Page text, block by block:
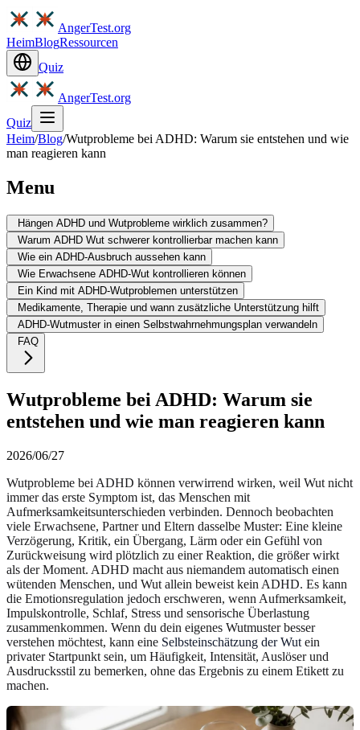
AngerTest.org
HeimBlogRessourcen
Quiz
AngerTest.org
Quiz
Heim/Blog/Wutprobleme bei ADHD: Warum sie entstehen und wie
man reagieren kann
Menu
Hängen ADHD und Wutprobleme wirklich zusammen?
Warum ADHD Wut schwerer kontrollierbar machen kann
Wie ein ADHD-Ausbruch aussehen kann
Wie Erwachsene ADHD-Wut kontrollieren können
Ein Kind mit ADHD-Wutproblemen unterstützen
Medikamente, Therapie und wann zusätzliche Unterstützung hilft
ADHD-Wutmuster in einen Selbstwahrnehmungsplan verwandeln
FAQ
Wutprobleme bei ADHD: Warum sie
entstehen und wie man reagieren kann
2026/06/27
Wutprobleme bei ADHD können verwirrend wirken, weil Wut nicht
immer das erste Symptom ist, das Menschen mit
Aufmerksamkeitsunterschieden verbinden. Dennoch beobachten
viele Erwachsene, Partner und Eltern dasselbe Muster: Eine kleine
Verzögerung, Kritik, ein Übergang, Lärm oder ein Gefühl von
Zurückweisung wird plötzlich zu einer Reaktion, die größer wirkt
als der Moment. ADHD macht aus niemandem automatisch einen
wütenden Menschen, und Wut allein beweist kein ADHD. Es kann
die Emotionsregulation jedoch erschweren, wenn Aufmerksamkeit,
Impulskontrolle, Schlaf, Stress und sensorische Überlastung
zusammenkommen. Wenn du dein eigenes Wutmuster besser
verstehen möchtest, kann eine Selbsteinschätzung der Wut ein
privater Startpunkt sein, um Häufigkeit, Intensität, Auslöser und
Ausdrucksstil zu bemerken, ohne das Ergebnis zu einem Etikett zu
machen.